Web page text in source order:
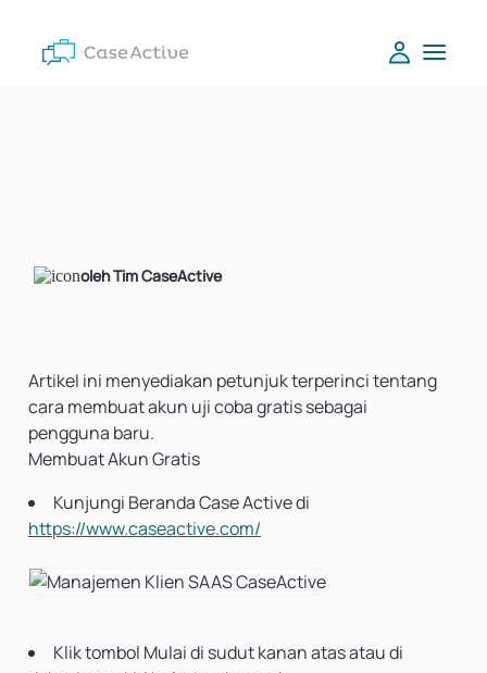
oleh Tim CaseActive
Artikel ini menyediakan petunjuk terperinci tentang
cara membuat akun uji coba gratis sebagai
pengguna baru.
Membuat Akun Gratis
Kunjungi Beranda Case Active di
https://www.caseactive.com/
Klik tombol Mulai di sudut kanan atas atau di